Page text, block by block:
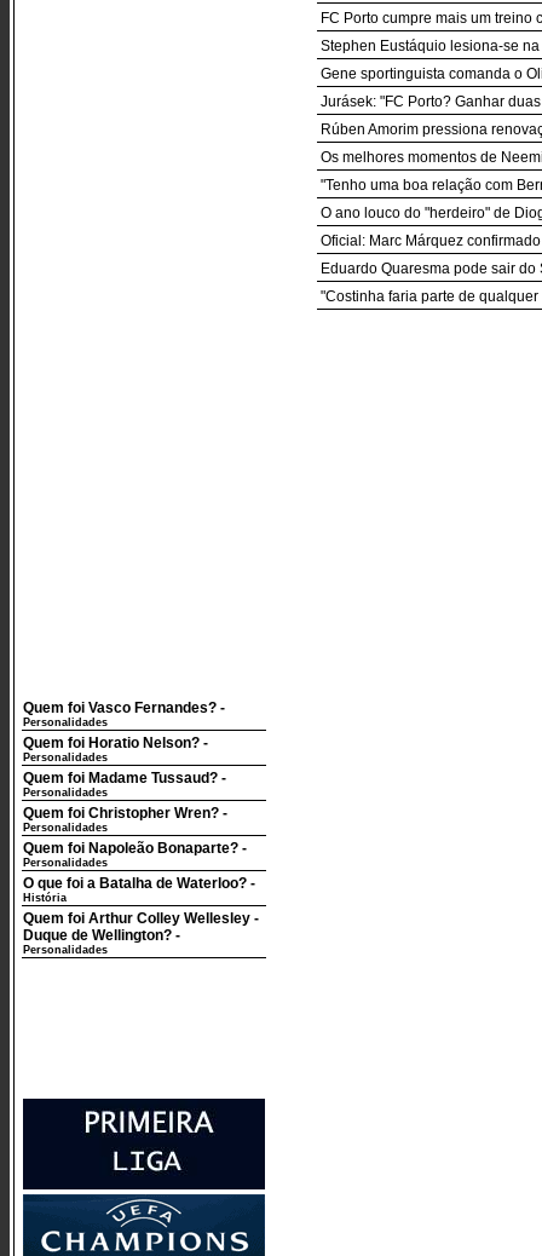
Quem foi Vasco Fernandes? -
Personalidades
Quem foi Horatio Nelson? -
Personalidades
Quem foi Madame Tussaud? -
Personalidades
Quem foi Christopher Wren? -
Personalidades
Quem foi Napoleão Bonaparte? -
Personalidades
O que foi a Batalha de Waterloo? -
História
Quem foi Arthur Colley Wellesley -
Duque de Wellington? -
Personalidades
FC Porto cumpre mais um
Stephen Eustáquio lesiona-se
Gene sportinguista comanda o
Jurásek: "FC Porto? Ganhar
Rúben Amorim pressiona
Os melhores momentos de
"Tenho uma boa relação com
O ano louco do "herdeiro" de
Oficial: Marc Márquez
Eduardo Quaresma pode sair
"Costinha faria parte de